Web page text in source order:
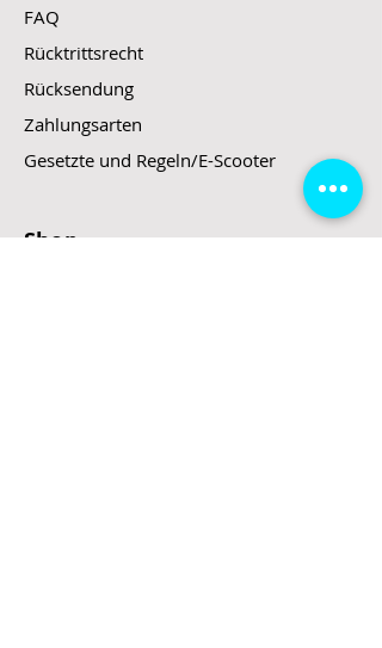
FAQ
Rücktrittsrecht
Rücksendung
Zahlungsarten
Gesetzte und Regeln/E-Scooter
Shop